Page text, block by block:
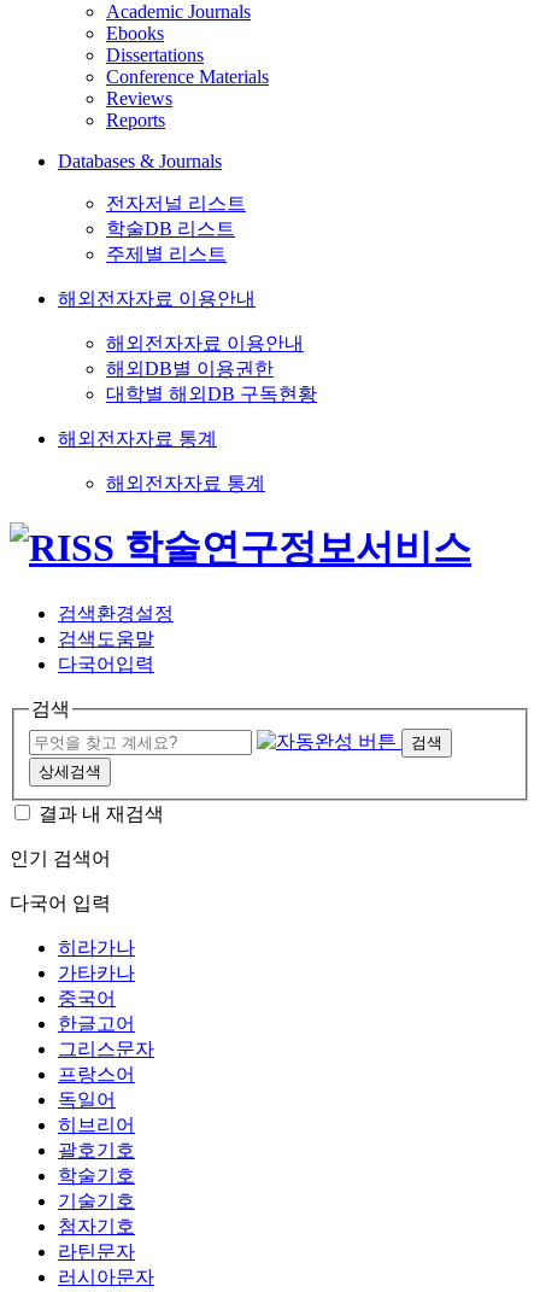
Academic Journals
Ebooks
Dissertations
Conference Materials
Reviews
Reports
Databases & Journals
전자저널 리스트
학술DB 리스트
주제별 리스트
해외전자자료 이용안내
해외전자자료 이용안내
해외DB별 이용권한
대학별 해외DB 구독현황
해외전자자료 통계
해외전자자료 통계
검색환경설정
검색도움말
다국어입력
검색
검색
상세검색
결과 내 재검색
인기 검색어
다국어 입력
히라가나
가타카나
중국어
한글고어
그리스문자
프랑스어
독일어
히브리어
괄호기호
학술기호
기술기호
첨자기호
라틴문자
러시아문자